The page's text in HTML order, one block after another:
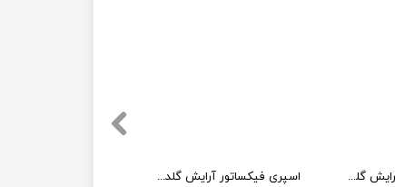
اسپری فیکساتور آرایش گلدن رز پودر تثبیت کننده آرایش گلدن رز مدل Long Wear Finishing